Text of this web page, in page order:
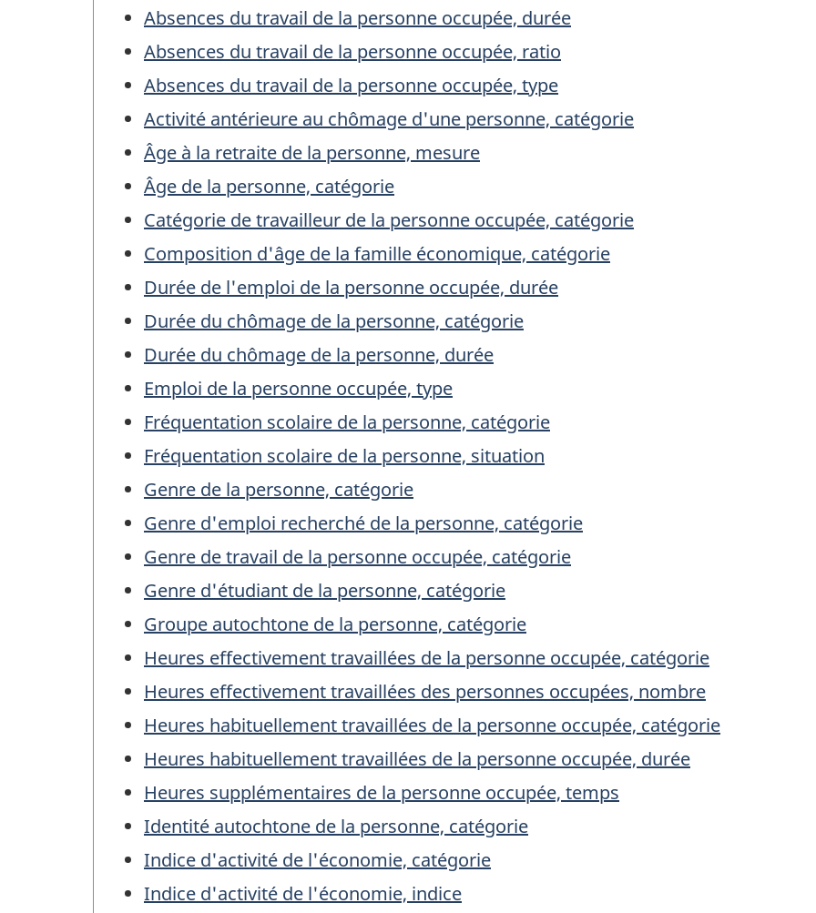
Absences du travail de la personne occupée, durée
Absences du travail de la personne occupée, ratio
Absences du travail de la personne occupée, type
Activité antérieure au chômage d'une personne, catégorie
Âge à la retraite de la personne, mesure
Âge de la personne, catégorie
Catégorie de travailleur de la personne occupée, catégorie
Composition d'âge de la famille économique, catégorie
Durée de l'emploi de la personne occupée, durée
Durée du chômage de la personne, catégorie
Durée du chômage de la personne, durée
Emploi de la personne occupée, type
Fréquentation scolaire de la personne, catégorie
Fréquentation scolaire de la personne, situation
Genre de la personne, catégorie
Genre d'emploi recherché de la personne, catégorie
Genre de travail de la personne occupée, catégorie
Genre d'étudiant de la personne, catégorie
Groupe autochtone de la personne, catégorie
Heures effectivement travaillées de la personne occupée, catégorie
Heures effectivement travaillées des personnes occupées, nombre
Heures habituellement travaillées de la personne occupée, catégorie
Heures habituellement travaillées de la personne occupée, durée
Heures supplémentaires de la personne occupée, temps
Identité autochtone de la personne, catégorie
Indice d'activité de l'économie, catégorie
Indice d'activité de l'économie, indice